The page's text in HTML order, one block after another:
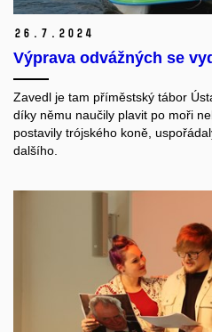
26. 7. 2024
Výprava odvážných se
Zavedl je tam příměstský tábor
díky němu naučily plavit po moři
postavily trójského koně,
dalšího.